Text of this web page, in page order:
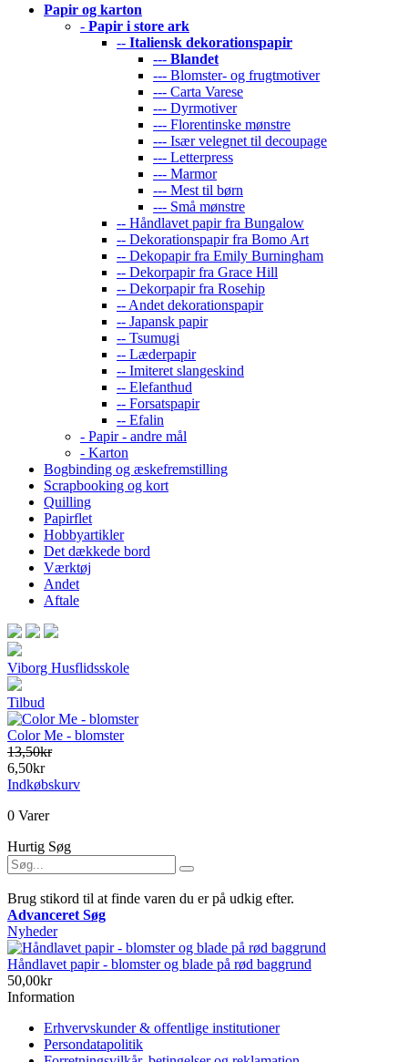
Papir og karton
- Papir i store ark
-- Italiensk dekorationspapir
--- Blandet
--- Blomster- og frugtmotiver
--- Carta Varese
--- Dyrmotiver
--- Florentinske mønstre
--- Især velegnet til decoupage
--- Letterpress
--- Marmor
--- Mest til børn
--- Små mønstre
-- Håndlavet papir fra Bungalow
-- Dekorationspapir fra Bomo Art
-- Dekopapir fra Emily Burningham
-- Dekorpapir fra Grace Hill
-- Dekorpapir fra Rosehip
-- Andet dekorationspapir
-- Japansk papir
-- Tsumugi
-- Læderpapir
-- Imiteret slangeskind
-- Elefanthud
-- Forsatspapir
-- Efalin
- Papir - andre mål
- Karton
Bogbinding og æskefremstilling
Scrapbooking og kort
Quilling
Papirflet
Hobbyartikler
Det dækkede bord
Værktøj
Andet
Aftale
Viborg Husflidsskole
Tilbud
Color Me - blomster
13,50kr
6,50kr
Indkøbskurv
0 Varer
Hurtig Søg
Brug stikord til at finde varen du er på udkig efter.
Advanceret Søg
Nyheder
Håndlavet papir - blomster og blade på rød baggrund
50,00kr
Information
Erhvervskunder & offentlige institutioner
Persondatapolitik